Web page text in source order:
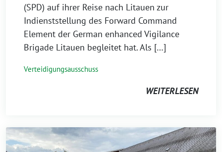
(SPD) auf ihrer Reise nach Litauen zur
Indienststellung des Forward Command
Element der German enhanced Vigilance
Brigade Litauen begleitet hat. Als […]
Verteidigungsausschuss
WEITERLESEN